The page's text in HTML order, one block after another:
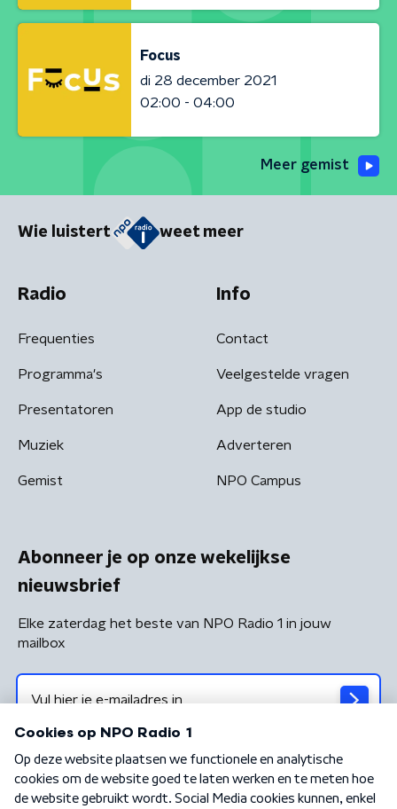
Focus
di 28 december 2021
02:00 - 04:00
Meer gemist
Wie luistert weet meer
Radio
Frequenties
Programma's
Presentatoren
Muziek
Gemist
Info
Contact
Veelgestelde vragen
App de studio
Adverteren
NPO Campus
Abonneer je op onze wekelijkse
nieuwsbrief
Elke zaterdag het beste van NPO Radio 1 in jouw
mailbox